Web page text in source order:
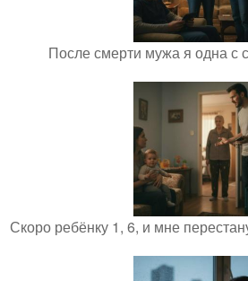
После смерти мужа я одна с
Скоро ребёнку 1, 6, и мне